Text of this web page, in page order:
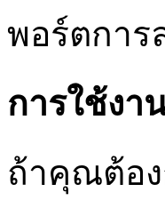
พอร์ตการ
การใช้ง
ถ้าคุณต้อ